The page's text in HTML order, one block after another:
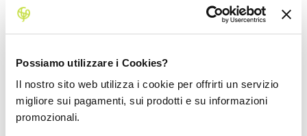
Possiamo utilizzare i Cookies?
Il nostro sito web utilizza i cookie per offrirti un servizio
migliore sui pagamenti, sui prodotti e su informazioni
promozionali.
apistiche come apprendista e nel 1993 si è
definitivamente messo in proprio, dando vita alla Elio
L’azienda è cresciuta da quel momento e ora conta
200 alveari , e quest’anno festeggia 20 anni dall’inizio
della pratica biologica
Le api svernano sul versante che dà sul mare